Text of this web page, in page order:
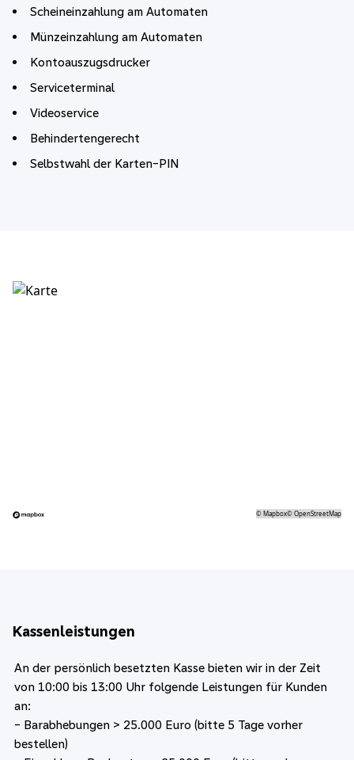
Scheineinzahlung am Automaten
Münzeinzahlung am Automaten
Kontoauszugsdrucker
Serviceterminal
Videoservice
Behindertengerecht
Selbstwahl der Karten-PIN
©Mapbox©OpenStreetMap
Kassenleistungen
An der persönlich besetzten Kasse bieten wir in der Zeit
von 10:00 bis 13:00 Uhr folgende Leistungen für Kunden
an:
- Barabhebungen > 25.000 Euro (bitte 5 Tage vorher
bestellen)